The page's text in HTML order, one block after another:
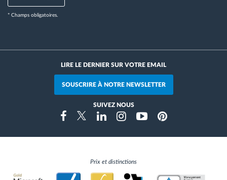
* Champs obligatoires.
LIRE LE DERNIER SUR VOTRE EMAIL
SOUSCRIRE À NOTRE NEWSLETTER
SUIVEZ NOUS
FacebookTwitterLinkedinInstragramYoutubePinterest
Prix et distinctions